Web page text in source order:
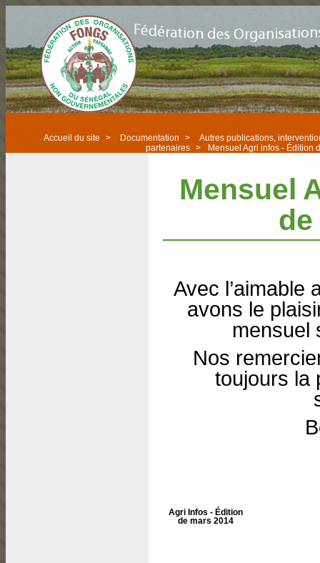
Accueil du site > Documentation >
Autres publications,
partenaires > Mensuel Agri infos - Édition
Mensuel
de
Avec l’aimable
avons le
mensuel
Nos
toujours la
Agri Infos - Édition
de mars 2014